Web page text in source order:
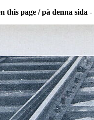
this page / på denna sida -